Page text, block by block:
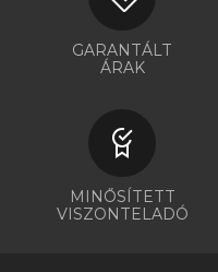
GARANTÁLT
ÁRAK
MINŐSÍTETT
VISZONTELADÓ